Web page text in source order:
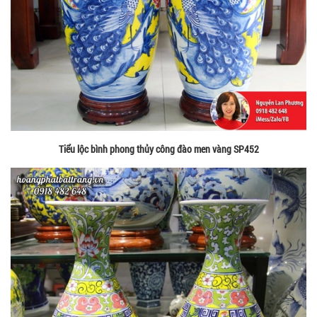
Tiểu lộc bình phong thủy công đào men vàng SP452